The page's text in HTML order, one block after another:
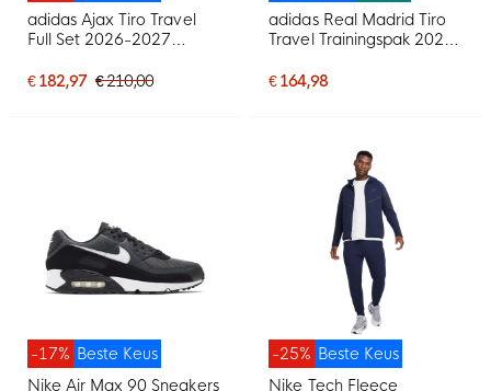
adidas Ajax Tiro Travel
Full Set 2026-2027
€ 182,97 € 210,00
adidas Real Madrid Tiro
Travel Trainingspak 2026-
€ 164,98
Beste Keus
-17%
Nike Air Max 90 Sneakers
Beste Keus
-25%
Nike Tech Fleece